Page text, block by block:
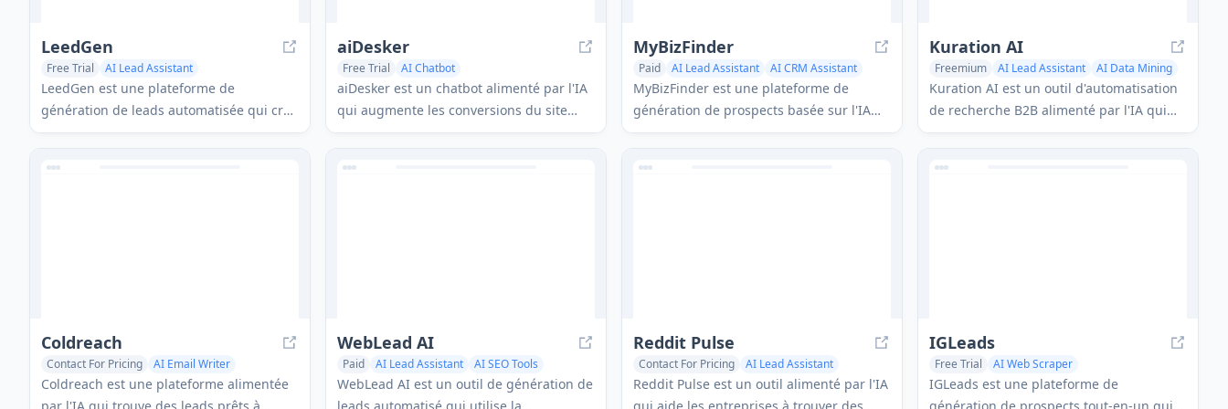
LeedGen
Free Trial AI Lead Assistant
LeedGen est une plateforme de
génération de leads automatisée qui crée
du contenu sur mesure, cible des
qualifiés directement dans votre boîte de
aiDesker
Free Trial
AI Chatbot
AI Customer Service Assistant
AI Lead Assistant
aiDesker est un chatbot alimenté par l'IA
qui augmente les conversions du site
web en fournissant des interactions
des leads sans nécessiter de
MyBizFinder
Paid AI Lead Assistant AI CRM Assistant
MyBizFinder est une plateforme de
génération de prospects basée sur l'IA
qui aide les entreprises à trouver des
à sécuriser plus d'accords grâce à des
Kuration AI
Freemium AI Lead Assistant AI Data Mining
Kuration AI est un outil d'automatisation
de recherche B2B alimenté par l'IA qui
organise, affine et enrichit les bases de
données personnalisés.
Coldreach
Contact For Pricing
AI Email Writer
AI Lead Assistant
Sales Assistant
Coldreach est une plateforme alimentée
WebLead AI
Paid AI Lead Assistant AI SEO Tools
WebLead AI est un outil de génération de
Reddit Pulse
Contact For Pricing
AI Lead Assistant
AI Social Media Assistant
AI SEO Tools
Reddit Pulse est un outil alimenté par l'IA
IGLeads
Free Trial
AI Web Scraper
AI Social Media Assistant
AI Lead Assistant
IGLeads est une plateforme de